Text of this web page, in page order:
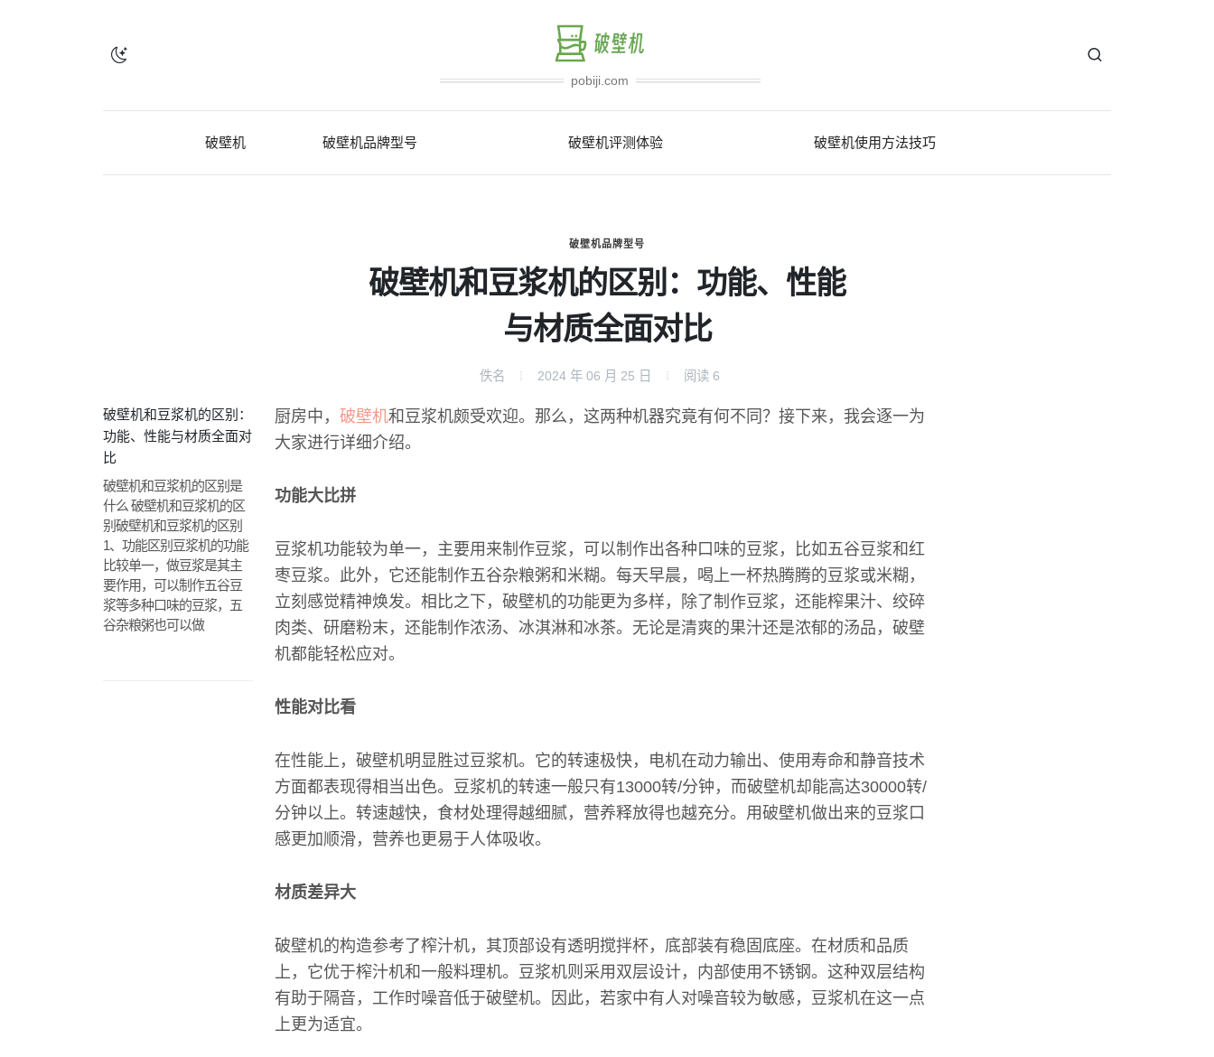
pobiji.com
破壁机 破壁机品牌型号 破壁机评测体验 破壁机使用方法技巧
破壁机品牌型号
破壁机和豆浆机的区别：功能、性能
与材质全面对比
佚名 2024 年 06 月 25 日 阅读 6
破壁机和豆浆机的区别：
功能、性能与材质全面对
比
破壁机和豆浆机的区别是
什么 破壁机和豆浆机的区
别破壁机和豆浆机的区别
1、功能区别豆浆机的功能
比较单一，做豆浆是其主
要作用，可以制作五谷豆
浆等多种口味的豆浆，五
谷杂粮粥也可以做
厨房中， 破壁机和豆浆机颇受欢迎。那么，这两种机器究竟有何不同？接下来，我会逐一为
大家进行详细介绍。
功能大比拼
豆浆机功能较为单一，主要用来制作豆浆，可以制作出各种口味的豆浆，比如五谷豆浆和红
枣豆浆。此外，它还能制作五谷杂粮粥和米糊。每天早晨，喝上一杯热腾腾的豆浆或米糊，
立刻感觉精神焕发。相比之下，破壁机的功能更为多样，除了制作豆浆，还能榨果汁、绞碎
肉类、研磨粉末，还能制作浓汤、冰淇淋和冰茶。无论是清爽的果汁还是浓郁的汤品，破壁
机都能轻松应对。
性能对比看
在性能上，破壁机明显胜过豆浆机。它的转速极快，电机在动力输出、使用寿命和静音技术
方面都表现得相当出色。豆浆机的转速一般只有13000转/分钟，而破壁机却能高达30000转/
分钟以上。转速越快，食材处理得越细腻，营养释放得也越充分。用破壁机做出来的豆浆口
感更加顺滑，营养也更易于人体吸收。
材质差异大
破壁机的构造参考了榨汁机，其顶部设有透明搅拌杯，底部装有稳固底座。在材质和品质
上，它优于榨汁机和一般料理机。豆浆机则采用双层设计，内部使用不锈钢。这种双层结构
有助于隔音，工作时噪音低于破壁机。因此，若家中有人对噪音较为敏感，豆浆机在这一点
上更为适宜。